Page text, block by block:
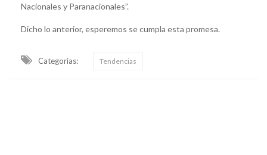
Nacionales y Paranacionales”.
Dicho lo anterior, esperemos se cumpla esta promesa.
Categorias: Tendencias